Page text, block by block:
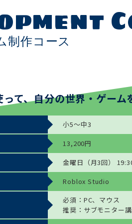
制作コース
て、自分の世界・ゲーム
小5～中3
13,200円
金曜日（月3回）
Roblox Studio
必須：PC、マウス
推奨：サブモニター